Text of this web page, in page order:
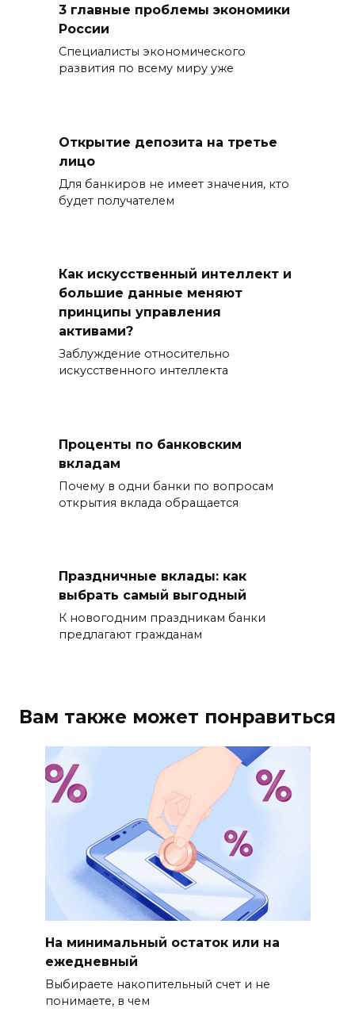
3 главные проблемы экономики
России
Специалисты экономического
развития по всему миру уже
Открытие депозита на третье
лицо
Для банкиров не имеет значения, кто
будет получателем
Как искусственный интеллект и
большие данные меняют
принципы управления
активами?
Заблуждение относительно
искусственного интеллекта
Проценты по банковским
вкладам
Почему в одни банки по вопросам
открытия вклада обращается
Праздничные вклады: как
выбрать самый выгодный
К новогодним праздникам банки
предлагают гражданам
Вам также может понравиться
На минимальный остаток или на
ежедневный
Выбираете накопительный счет и не
понимаете, в чем